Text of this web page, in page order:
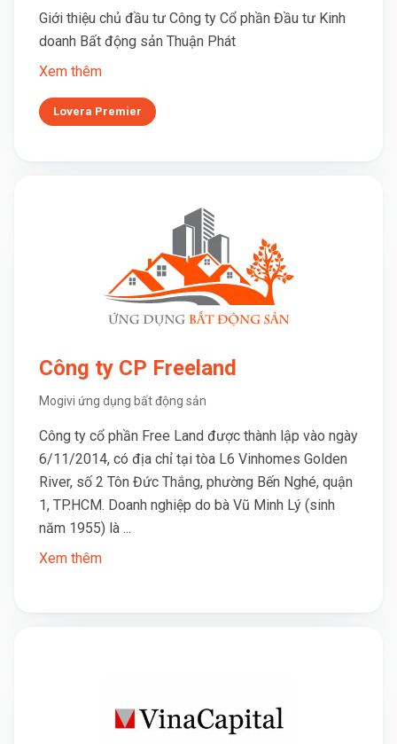
Giới thiệu chủ đầu tư Công ty Cổ phần Đầu tư Kinh
doanh Bất động sản Thuận Phát
Xem thêm
Lovera Premier
Công ty CP Freeland
Mogivi ứng dụng bất động sản
Công ty cổ phần Free Land được thành lập vào ngày
6/11/2014, có địa chỉ tại tòa L6 Vinhomes Golden
River, số 2 Tôn Đức Thắng, phường Bến Nghé, quận
1, TP.HCM. Doanh nghiệp do bà Vũ Minh Lý (sinh
năm 1955) là ...
Xem thêm